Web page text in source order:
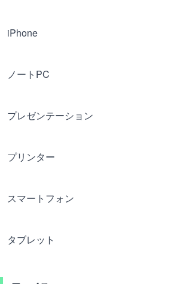
iPhone
ノートPC
プレゼンテーション
プリンター
スマートフォン
タブレット